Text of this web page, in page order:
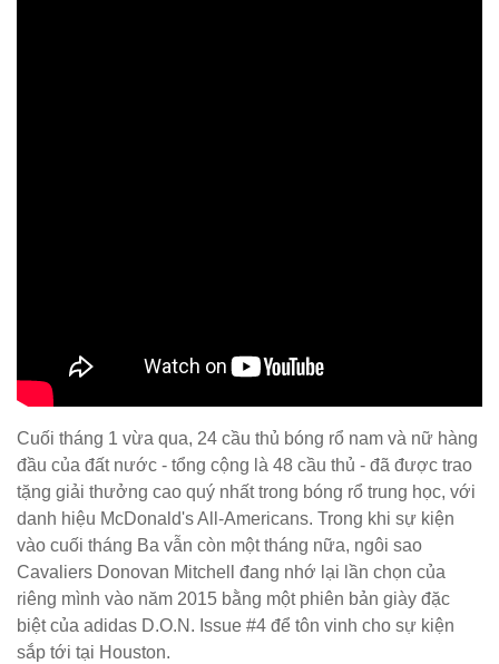
Cuối tháng 1 vừa qua, 24 cầu thủ bóng rổ nam và nữ hàng
đầu của đất nước - tổng cộng là 48 cầu thủ - đã được trao
tặng giải thưởng cao quý nhất trong bóng rổ trung học, với
danh hiệu McDonald's All-Americans. Trong khi sự kiện
vào cuối tháng Ba vẫn còn một tháng nữa, ngôi sao
Cavaliers Donovan Mitchell đang nhớ lại lần chọn của
riêng mình vào năm 2015 bằng một phiên bản giày đặc
biệt của adidas D.O.N. Issue #4 để tôn vinh cho sự kiện
sắp tới tại Houston.